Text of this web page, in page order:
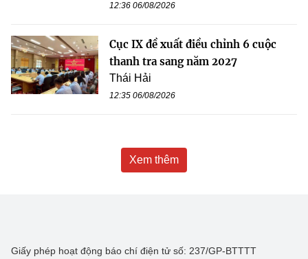
12:36 06/08/2026
Cục IX đề xuất điều chỉnh 6 cuộc
thanh tra sang năm 2027
Thái Hải
12:35 06/08/2026
Xem thêm
Giấy phép hoạt động báo chí điện tử số: 237/GP-BTTTT